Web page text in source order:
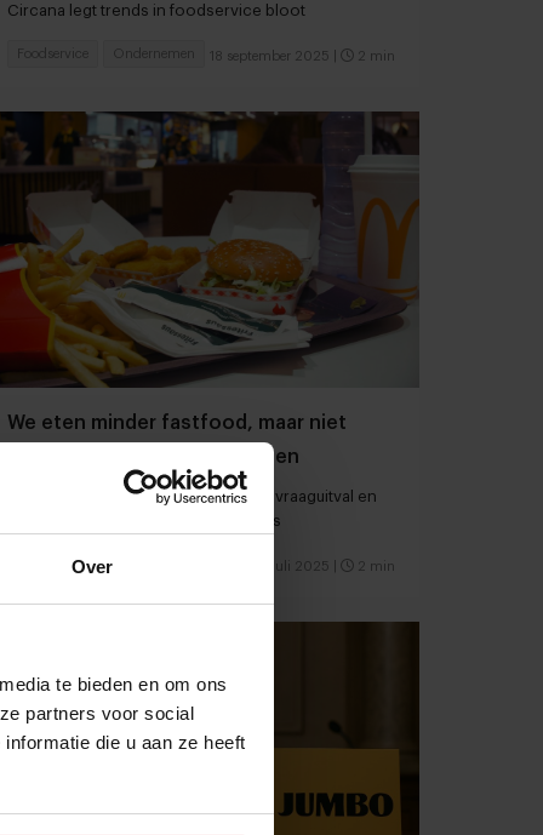
Over
te bieden en om ons
partners voor social
die u aan ze heeft
Circana legt trends in foodservice bloot
18 september 2025 2 min
Foodservice Ondernemen
We eten minder fastfood, maar niet
omdat we gezonder gaan eten
Food500-rapport FSIN spreekt van 'vraaguitval en
volumedaling' bij fastfoodrestaurants
19 juli 2025 2 min
Foodservice